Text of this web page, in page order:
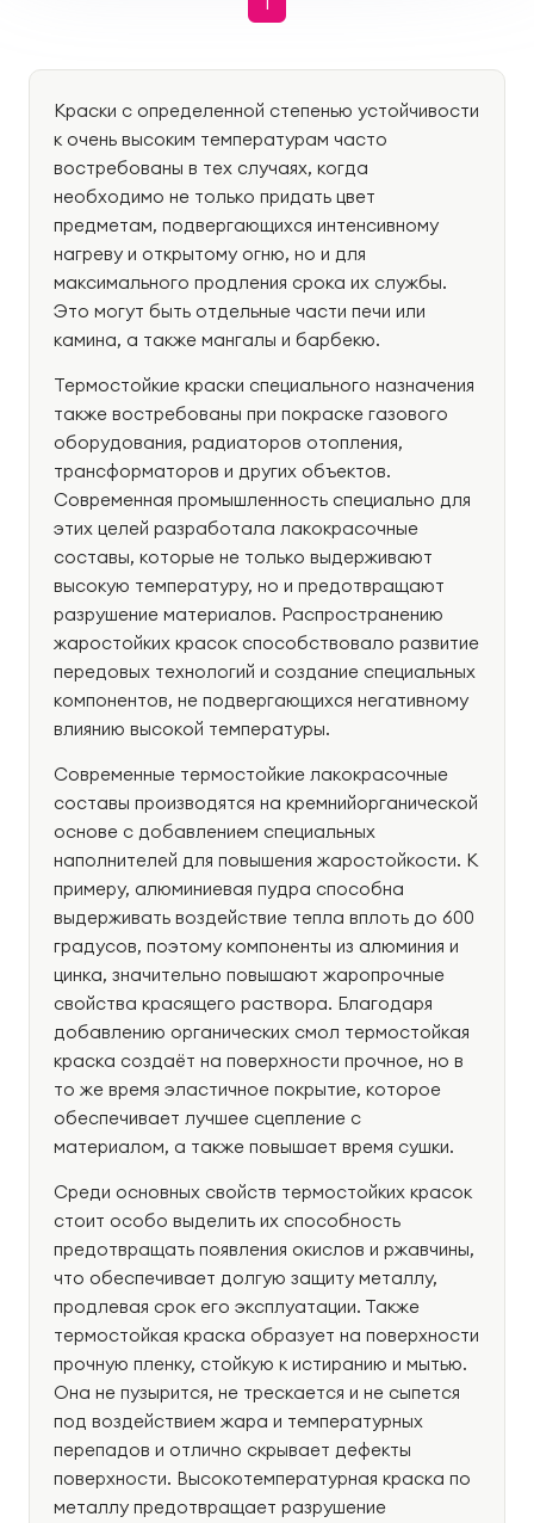
Краски с определенной степенью устойчивости
к очень высоким температурам часто
востребованы в тех случаях, когда
необходимо не только придать цвет
предметам, подвергающихся интенсивному
нагреву и открытому огню, но и для
максимального продления срока их службы.
Это могут быть отдельные части печи или
камина, а также мангалы и барбекю.
Термостойкие краски специального назначения
также востребованы при покраске газового
оборудования, радиаторов отопления,
трансформаторов и других объектов.
Современная промышленность специально для
этих целей разработала лакокрасочные
составы, которые не только выдерживают
высокую температуру, но и предотвращают
разрушение материалов. Распространению
жаростойких красок способствовало развитие
передовых технологий и создание специальных
компонентов, не подвергающихся негативному
влиянию высокой температуры.
Современные термостойкие лакокрасочные
составы производятся на кремнийорганической
основе с добавлением специальных
наполнителей для повышения жаростойкости. К
примеру, алюминиевая пудра способна
выдерживать воздействие тепла вплоть до 600
градусов, поэтому компоненты из алюминия и
цинка, значительно повышают жаропрочные
свойства красящего раствора. Благодаря
добавлению органических смол термостойкая
краска создаёт на поверхности прочное, но в
то же время эластичное покрытие, которое
обеспечивает лучшее сцепление с
материалом, а также повышает время сушки.
Среди основных свойств термостойких красок
стоит особо выделить их способность
предотвращать появления окислов и ржавчины,
что обеспечивает долгую защиту металлу,
продлевая срок его эксплуатации. Также
термостойкая краска образует на поверхности
прочную пленку, стойкую к истиранию и мытью.
Она не пузырится, не трескается и не сыпется
под воздействием жара и температурных
перепадов и отлично скрывает дефекты
поверхности. Высокотемпературная краска по
металлу предотвращает разрушение